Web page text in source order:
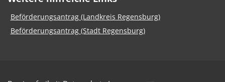
Beförderungsantrag (Landkreis Regensburg)
Beförderungsantrag (Stadt Regensburg)